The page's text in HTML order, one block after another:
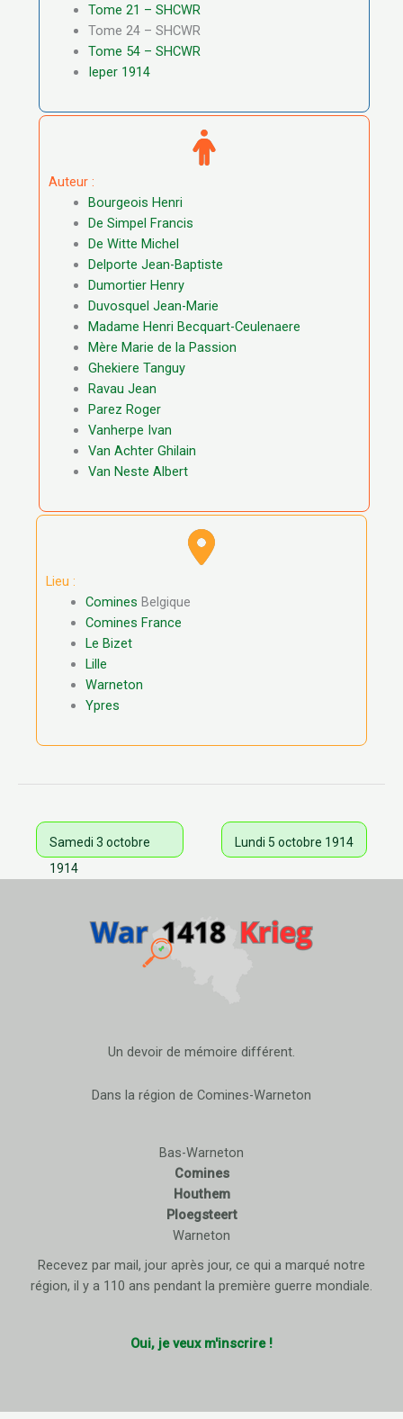
Tome 21 – SHCWR
Tome 24 – SHCWR
Tome 54 – SHCWR
Ieper 1914
Auteur :
Bourgeois Henri
De Simpel Francis
De Witte Michel
Delporte Jean-Baptiste
Dumortier Henry
Duvosquel Jean-Marie
Madame Henri Becquart-Ceulenaere
Mère Marie de la Passion
Ghekiere Tanguy
Ravau Jean
Parez Roger
Vanherpe Ivan
Van Achter Ghilain
Van Neste Albert
Lieu :
Comines Belgique
Comines France
Le Bizet
Lille
Warneton
Ypres
Samedi 3 octobre
1914
Lundi 5 octobre 1914
Un devoir de mémoire différent.
Dans la région de Comines-Warneton
Bas-Warneton
Comines
Houthem
Ploegsteert
Warneton
Recevez par mail, jour après jour, ce qui a marqué notre
région, il y a 110 ans pendant la première guerre mondiale.
Oui, je veux m'inscrire !